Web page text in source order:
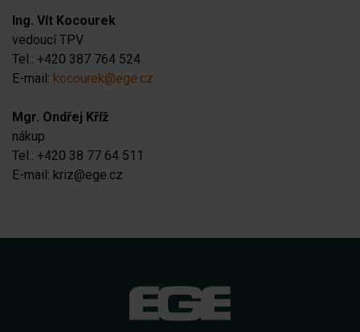
Ing. Vít Kocourek
vedoucí TPV
Tel.: +420 387 764 524
E-mail: kocourek@ege.cz
Mgr. Ondřej Kříž
nákup
Tel.: +420 38 77 64 511
E-mail: kriz@ege.cz